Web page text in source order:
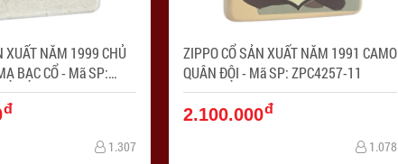
XUẤT NĂM 1999 CHỦ
CỔ - Mã SP:
đ
1.307
ZIPPO CỔ SẢN XUẤT NĂM 1991 CAMO
QUÂN ĐỘI - Mã SP: ZPC4257-11
2.100.000đ
1.078